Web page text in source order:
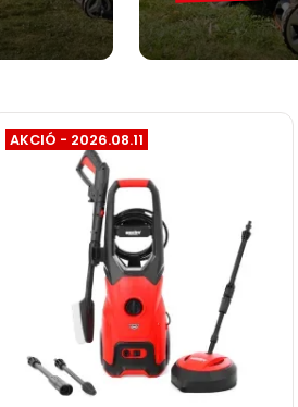
AKCIÓ - 2026.08.11